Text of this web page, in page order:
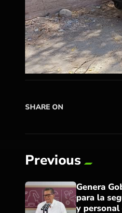
SHARE ON
Previous
Genera
para la
y personal